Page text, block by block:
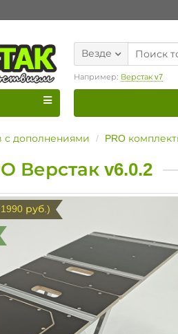
Везде
Например: Верстак v7
с дополнениями PRO
Верстак v6.0.2
руб.)